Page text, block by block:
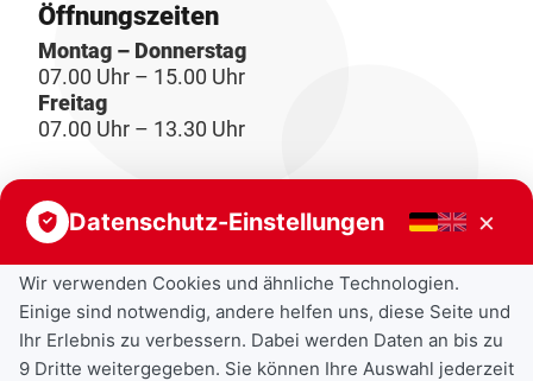
Öffnungszeiten
Montag – Donnerstag
07.00 Uhr – 15.00 Uhr
Freitag
07.00 Uhr – 13.30 Uhr
Datenschutz-Einstellungen ×
Wir verwenden Cookies und ähnliche Technologien.
Einige sind notwendig, andere helfen uns, diese Seite und
Ihr Erlebnis zu verbessern. Dabei werden Daten an bis zu
9 Dritte weitergegeben. Sie können Ihre Auswahl jederzeit